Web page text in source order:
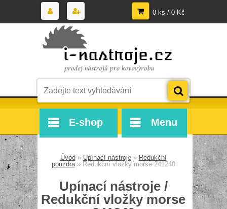
0 ks / 0 Kč
E-shop Menu
Úvod » Upínací nástroje » Redukční
pouzdra » Redukční vložky morse 241240
Upínací nástroje /
Redukční vložky morse